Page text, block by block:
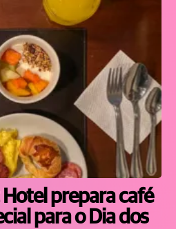
Hotel prepara café
para o Dia dos